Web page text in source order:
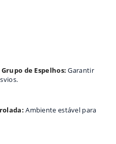
de Espelhos: Garantir
Ambiente estável para